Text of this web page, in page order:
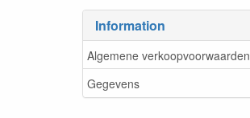
Information
Algemene verkoopvoorwaarden
Gegevens